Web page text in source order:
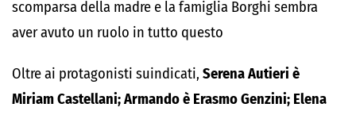
scomparsa della madre e la famiglia Borghi sembra
aver avuto un ruolo in tutto questo
Oltre ai protagonisti suindicati, Serena Autieri è
Miriam Castellani; Armando è Erasmo Genzini; Elena